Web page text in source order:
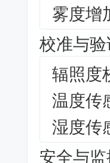
雾度增
校准与验
辐照度
温度传
湿度传
安全与监